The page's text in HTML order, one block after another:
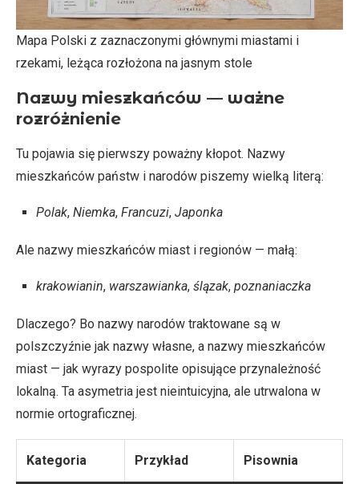
Mapa Polski z zaznaczonymi głównymi miastami i
rzekami, leżąca rozłożona na jasnym stole
Nazwy mieszkańców — ważne
rozróżnienie
Tu pojawia się pierwszy poważny kłopot. Nazwy
mieszkańców państw i narodów piszemy wielką literą:
Polak, Niemka, Francuzi, Japonka
Ale nazwy mieszkańców miast i regionów — małą:
krakowianin, warszawianka, ślązak, poznaniaczka
Dlaczego? Bo nazwy narodów traktowane są w
polszczyźnie jak nazwy własne, a nazwy mieszkańców
miast — jak wyrazy pospolite opisujące przynależność
lokalną. Ta asymetria jest nieintuicyjna, ale utrwalona w
normie ortograficznej.
Kategoria Przykład Pisownia